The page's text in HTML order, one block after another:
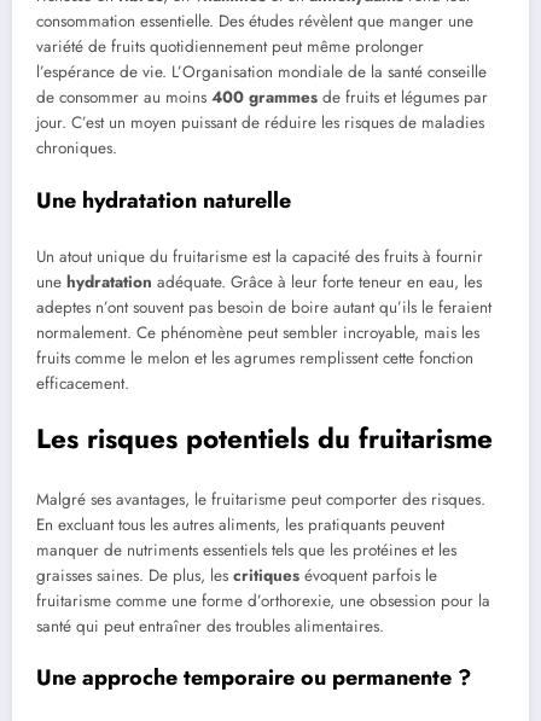
consommation essentielle. Des études révèlent que manger une
variété de fruits quotidiennement peut même prolonger
l’espérance de vie. L’Organisation mondiale de la santé conseille
de consommer au moins 400 grammes de fruits et légumes par
jour. C’est un moyen puissant de réduire les risques de maladies
chroniques.
Une hydratation naturelle
Un atout unique du fruitarisme est la capacité des fruits à fournir
une hydratation adéquate. Grâce à leur forte teneur en eau, les
adeptes n’ont souvent pas besoin de boire autant qu’ils le feraient
normalement. Ce phénomène peut sembler incroyable, mais les
fruits comme le melon et les agrumes remplissent cette fonction
efficacement.
Les risques potentiels du fruitarisme
Malgré ses avantages, le fruitarisme peut comporter des risques.
En excluant tous les autres aliments, les pratiquants peuvent
manquer de nutriments essentiels tels que les protéines et les
graisses saines. De plus, les critiques évoquent parfois le
fruitarisme comme une forme d’orthorexie, une obsession pour la
santé qui peut entraîner des troubles alimentaires.
Une approche temporaire ou permanente ?